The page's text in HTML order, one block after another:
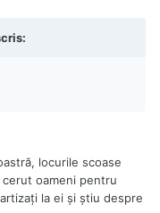
locurile scoase
oameni pentru
la ei şi ştiu despre